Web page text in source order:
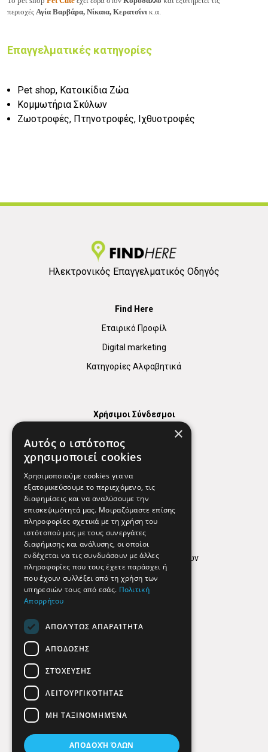
περιοχές Αγία Βαρβάρα, Νίκαια, Κερατσίνι κ.α.
Επαγγελματικές κατηγορίες
Pet shop, Κατοικίδια Ζώα
Κομμωτήρια Σκύλων
Ζωοτροφές, Πτηνοτροφές, Ιχθυοτροφές
Ηλεκτρονικός Επαγγελματικός Οδηγός
Find Here
Εταιρικό Προφίλ
Digital marketing
Κατηγορίες Αλφαβητικά
Χρήσιμοι Σύνδεσμοι
Χρήσιμα Τηλέφωνα
Εφημερεύοντα Φαρμακεία
Απόρρητο
Όροι Χρήσης
Πολιτική προστασίας δεδομένων
Findhere
Social Media
×
Αυτός ο ιστότοπος
χρησιμοποιεί cookies
Χρησιμοποιούμε cookies για να
εξατομικεύσουμε το περιεχόμενο, τις
διαφημίσεις και να αναλύσουμε την
επισκεψιμότητά μας. Μοιραζόμαστε επίσης
πληροφορίες σχετικά με τη χρήση του
ιστότοπού μας με τους συνεργάτες
διαφήμισης και ανάλυσης, οι οποίοι
ενδέχεται να τις συνδυάσουν με άλλες
πληροφορίες που τους έχετε παράσχει ή
που έχουν συλλέξει από τη χρήση των
υπηρεσιών τους από εσάς. Πολιτική
Απορρήτου
ΑΠΟΛΎΤΩΣ ΑΠΑΡΑΊΤΗΤΑ
ΑΠΌΔΟΣΗΣ
ΣΤΌΧΕΥΣΗΣ
ΛΕΙΤΟΥΡΓΙΚΌΤΗΤΑΣ
ΜΗ ΤΑΞΙΝΟΜΗΜΈΝΑ
ΑΠΟΔΟΧΉ ΌΛΩΝ